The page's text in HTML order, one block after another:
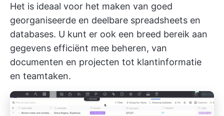
Het is ideaal voor het maken van goed
georganiseerde en deelbare spreadsheets en
databases. U kunt er ook een breed bereik aan
gegevens efficiënt mee beheren, van
documenten en projecten tot klantinformatie
en teamtaken.